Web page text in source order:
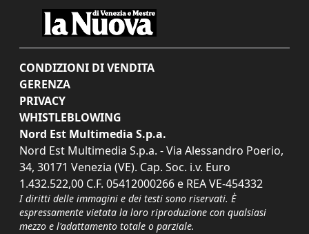
CONDIZIONI DI VENDITA
GERENZA
PRIVACY
WHISTLEBLOWING
Nord Est Multimedia S.p.a.
Nord Est Multimedia S.p.a. - Via Alessandro Poerio,
34, 30171 Venezia (VE). Cap. Soc. i.v. Euro
1.432.522,00 C.F. 05412000266 e REA VE-454332
I diritti delle immagini e dei testi sono riservati. È
espressamente vietata la loro riproduzione con qualsiasi
mezzo e l'adattamento totale o parziale.